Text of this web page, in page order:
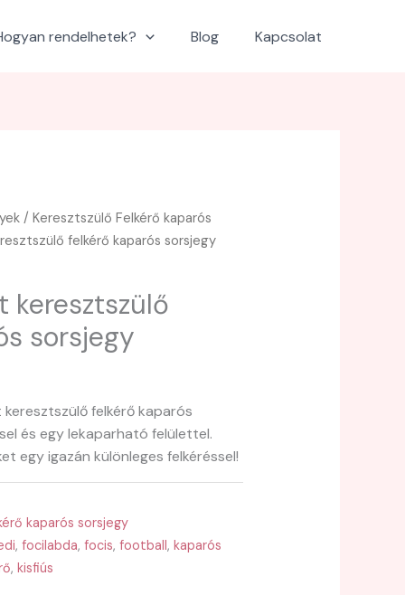
rendelhetek? Blog Kapcsolat
/Keresztszülő Felkérő kaparós
felkérő kaparós sorsjegy
keresztszülő
sorsjegy
felkérő kaparós
és egy lekaparható felülettel.
egy igazán különleges felkéréssel!
kaparós sorsjegy
,focilabda,focis,football, kaparós
, kisfiús